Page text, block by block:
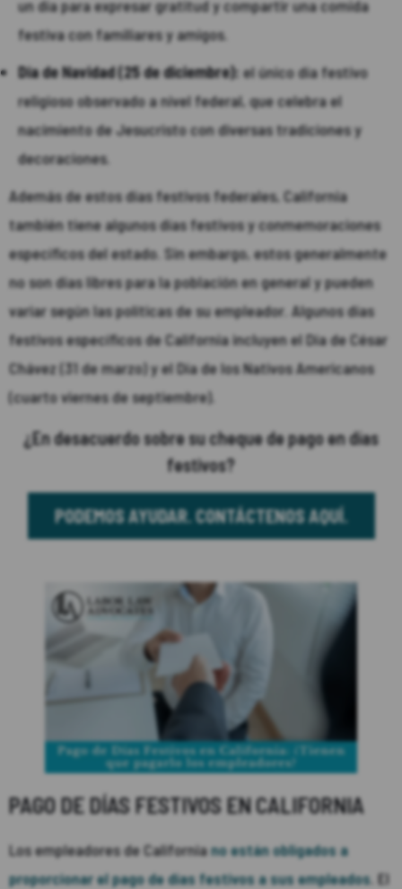
un día para expresar gratitud y compartir una comida
festiva con familiares y amigos.
Día de Navidad (25 de diciembre):el único día festivo
religioso observado a nivel federal, que celebra el
nacimiento de Jesucristo con diversas tradiciones y
decoraciones.
Además de estos días festivos federales, California
también tiene algunos días festivos y conmemoraciones
específicos del estado. Sin embargo, estos generalmente
no son días libres para la población en general y pueden
variar según las políticas de su empleador. Algunos días
festivos específicos de California incluyen el Día de César
Chávez (31 de marzo) y el Día de los Nativos Americanos
(cuarto viernes de septiembre).
¿En desacuerdo sobre su cheque de pago en días
festivos?
PODEMOS AYUDAR. CONTÁCTENOS AQUÍ.
PAGO DE DÍAS FESTIVOS EN CALIFORNIA
Los empleadores de Californiano están obligados a
proporcionar el pago de días festivos a sus empleados. El